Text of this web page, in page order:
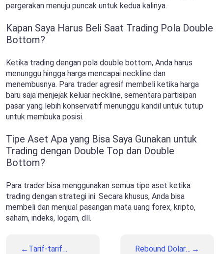
pergerakan menuju puncak untuk kedua kalinya.
Kapan Saya Harus Beli Saat Trading Pola Double
Bottom?
Ketika trading dengan pola double bottom, Anda harus
menunggu hingga harga mencapai neckline dan
menembusnya. Para trader agresif membeli ketika harga
baru saja menjejak keluar neckline, sementara partisipan
pasar yang lebih konservatif menunggu kandil untuk tutup
untuk membuka posisi.
Tipe Aset Apa yang Bisa Saya Gunakan untuk
Trading dengan Double Top dan Double
Bottom?
Para trader bisa menggunakan semua tipe aset ketika
trading dengan strategi ini. Secara khusus, Anda bisa
membeli dan menjual pasangan mata uang forex, kripto,
saham, indeks, logam, dll.
Tarif-tarif
Rebound Dolar